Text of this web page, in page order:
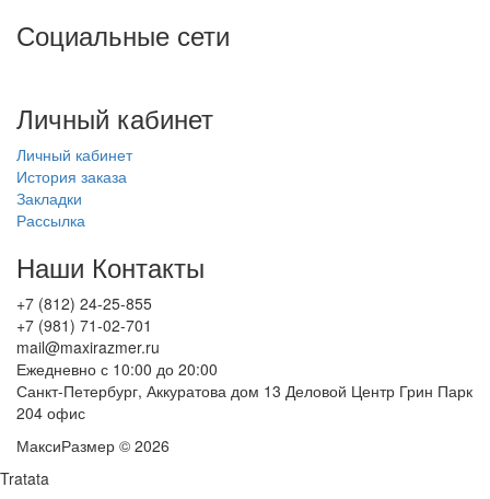
Социальные сети
Личный кабинет
Личный кабинет
История заказа
Закладки
Рассылка
Наши Контакты
+7 (812) 24-25-855
+7 (981) 71-02-701
mail@maxirazmer.ru
Ежедневно с 10:00 до 20:00
Санкт-Петербург, Аккуратова дом 13 Деловой Центр Грин Парк
204 офис
МаксиРазмер © 2026
Tratata